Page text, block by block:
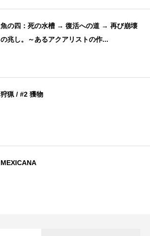
魚の四：死の水槽 → 復活への道 → 再び崩壊
の兆し。～あるアクアリストの作...
狩猟 / #2 獲物
MEXICANA